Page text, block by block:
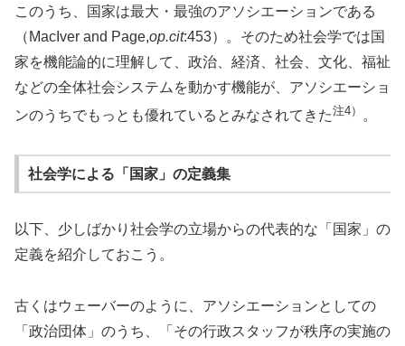
このうち、国家は最大・最強のアソシエーションである
（MacIver and Page,op.cit:453）。そのため社会学では国
家を機能論的に理解して、政治、経済、社会、文化、福祉
などの全体社会システムを動かす機能が、アソシエーショ
ンのうちでもっとも優れているとみなされてきた注4） 。
社会学による「国家」の定義集
以下、少しばかり社会学の立場からの代表的な「国家」の
定義を紹介しておこう。
古くはウェーバーのように、アソシエーションとしての
「政治団体」のうち、「その行政スタッフが秩序の実施の